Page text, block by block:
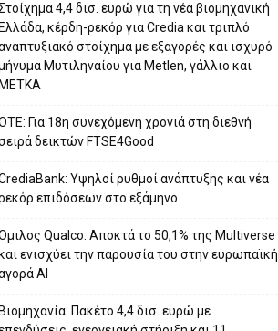
4,4 δισ. ευρώ για τη νέα βιομηχανική
Ελλάδα, κέρδη-ρεκόρ για Credia και τριπλό
στοίχημα με εξαγορές και ισχυρό
Μυτιληναίου για Metlen, γάλλιο και
ΜΕΤΚΑ
Για 18η συνεχόμενη χρονιά στη διεθνή
δεικτών FTSE4Good
Υψηλοί ρυθμοί ανάπτυξης και νέα
επιδόσεων στο εξάμηνο
Qualco: Αποκτά το 50,1% της Multiverse
ενισχύει την παρουσία του στην ευρωπαϊκή
ΑΙ
Βιομηχανία: Πακέτο 4,4 δισ. ευρώ με